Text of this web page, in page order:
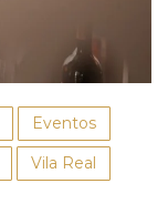
Eventos
Vila Real